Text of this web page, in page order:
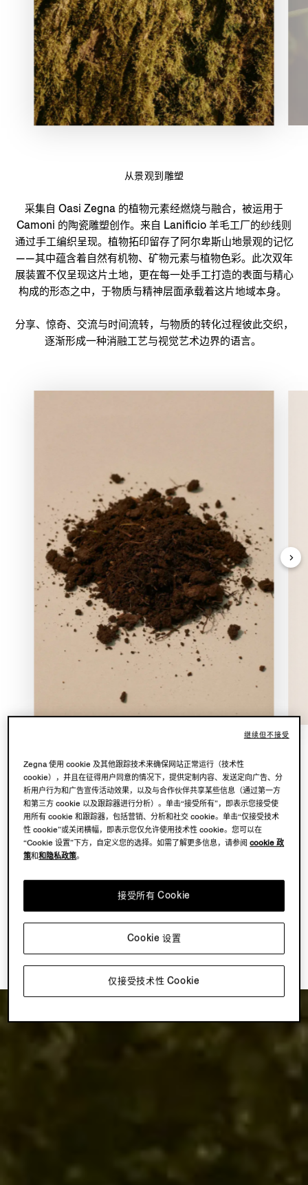
从景观到雕塑
采集自 Oasi Zegna 的植物元素经燃烧与融合，被运用于
Camoni 的陶瓷雕塑创作。来自 Lanificio 羊毛工厂的纱线则
通过手工编织呈现。植物拓印留存了阿尔卑斯山地景观的记忆
——其中蕴含着自然有机物、矿物元素与植物色彩。此次双年
展装置不仅呈现这片土地，更在每一处手工打造的表面与精心
构成的形态之中，于物质与精神层面承载着这片地域本身。
分享、惊奇、交流与时间流转，与物质的转化过程彼此交织，
逐渐形成一种消融工艺与视觉艺术边界的语言。
在Con te con tutto的核心，是一片共同的领地：Oasi
Zegna——这片位于比耶拉阿尔卑斯山脉、占地 100 平方公
里的自然区域，由品牌创始人 Ermenegildo Zegna 构想打造
——以及 Lanificio 羊毛工厂，品牌顶级面料于此完成蜕变。
2026 年 5 月至 11 月，Zegna 基金会将同期举办 Chiara
作品。展览由 Ilaria Bonacossa 策划——两个空间在自然景
返回顶部
Zegna 使用 cookie 及其他跟踪技术来确保网站正常运行（技术性
cookie），并且在征得用户同意的情况下，提供定制内容、发送定向广告、分
析用户行为和广告宣传活动效果，以及与合作伙伴共享某些信息（通过第一方
和第三方 cookie 以及跟踪器进行分析）。单击“接受所有”，即表示您接受使
用所有 cookie 和跟踪器，包括营销、分析和社交 cookie。单击“仅接受技术
性 cookie”或关闭横幅，即表示您仅允许使用技术性 cookie。您可以在
“Cookie 设置”下方，自定义您的选择。如需了解更多信息，请参阅cookie 政
策和和隐私政策。
仅接受技术性 Cookie
接受所有 Cookie
Cookie 设置
继续但不接受